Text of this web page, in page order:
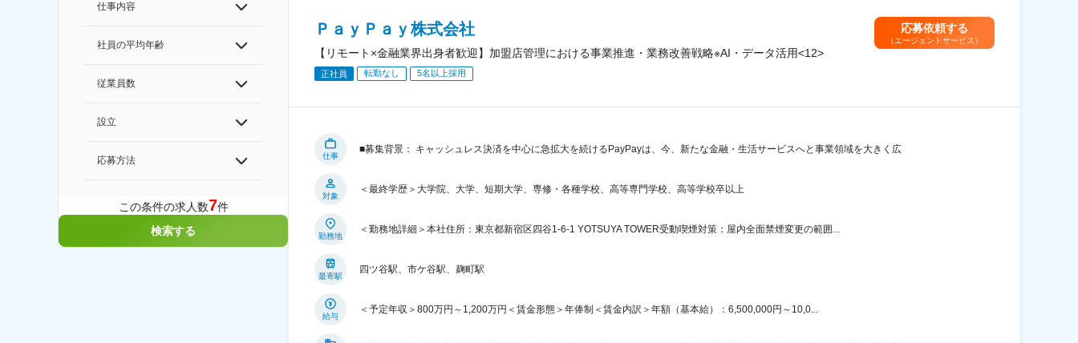
仕事内容
社員の平均年齢
従業員数
設立
応募方法
この条件の求人数7件
検索する
ＰａｙＰａｙ株式会社
【リモート×金融業界出身者歓迎】加盟店管理における事業推進・業務改善戦略※AI・データ活用<12>
正社員 転勤なし 5名以上採用
応募依頼する
（エージェントサービス）
仕事
■募集背景： キャッシュレス決済を中心に急拡大を続けるPayPayは、今、新たな金融・生活サービスへと事業領域を大きく広
対象
＜最終学歴＞大学院、大学、短期大学、専修・各種学校、高等専門学校、高等学校卒以上
勤務地
＜勤務地詳細＞本社住所：東京都新宿区四谷1-6-1 YOTSUYA TOWER受動喫煙対策：屋内全面禁煙変更の範囲...
最寄駅
四ツ谷駅、市ケ谷駅、麹町駅
給与
＜予定年収＞800万円～1,200万円＜賃金形態＞年俸制＜賃金内訳＞年額（基本給）：6,500,000円～10,0...